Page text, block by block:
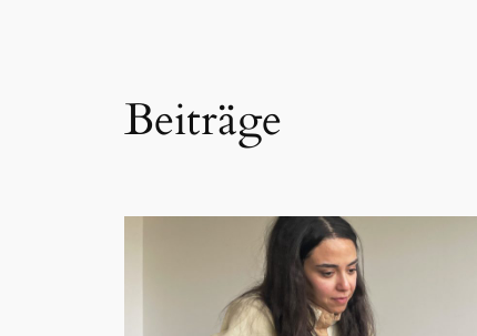
Beiträge